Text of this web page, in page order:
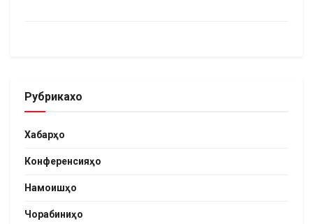
Рубрикахо
Хабарҳо
Конференсияҳо
Намоишҳо
Чорабиниҳо